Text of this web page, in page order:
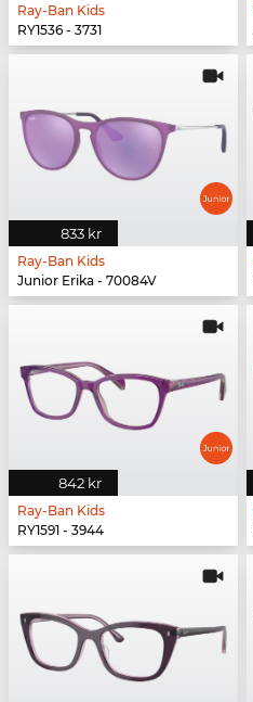
Ray-Ban Kids
RY1536 - 3731
833 kr
Ray-Ban Kids
Junior Erika - 70084V
842 kr
Ray-Ban Kids
RY1591 - 3944